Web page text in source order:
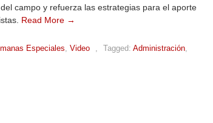
campo y refuerza las estrategias para el aporte
Read More →
Especiales, Video , Tagged: Administración,